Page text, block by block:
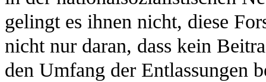
gelingt es ihnen nicht, diese
nicht nur daran, dass kein
den Umfang der Entlassungen